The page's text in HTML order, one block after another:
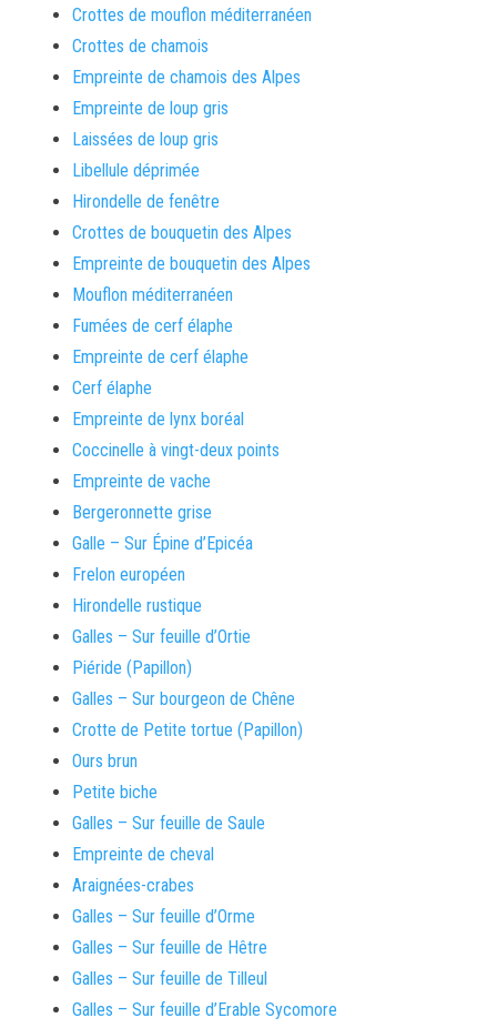
Crottes de mouflon méditerranéen
Crottes de chamois
Empreinte de chamois des Alpes
Empreinte de loup gris
Laissées de loup gris
Libellule déprimée
Hirondelle de fenêtre
Crottes de bouquetin des Alpes
Empreinte de bouquetin des Alpes
Mouflon méditerranéen
Fumées de cerf élaphe
Empreinte de cerf élaphe
Cerf élaphe
Empreinte de lynx boréal
Coccinelle à vingt-deux points
Empreinte de vache
Bergeronnette grise
Galle – Sur Épine d’Epicéa
Frelon européen
Hirondelle rustique
Galles – Sur feuille d’Ortie
Piéride (Papillon)
Galles – Sur bourgeon de Chêne
Crotte de Petite tortue (Papillon)
Ours brun
Petite biche
Galles – Sur feuille de Saule
Empreinte de cheval
Araignées-crabes
Galles – Sur feuille d’Orme
Galles – Sur feuille de Hêtre
Galles – Sur feuille de Tilleul
Galles – Sur feuille d’Erable Sycomore